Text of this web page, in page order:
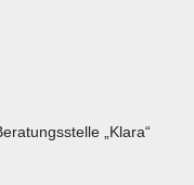
„Klara“